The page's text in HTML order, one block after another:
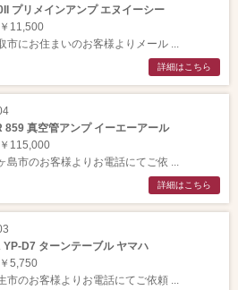
プリメインアンプ エヌイーシー
11,500
市にお住まいのお客様よりメール ...
詳細はこちら
859 真空管アンプ イーエーアール
115,000
島市のお客様よりお電話にてご依 ...
詳細はこちら
D7 ターンテーブル ヤマハ
5,750
市のお客様よりお電話にてご依頼 ...